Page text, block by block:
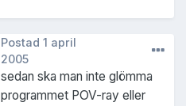
Postad 1 april
2005
sedan ska man inte glömma
programmet POV-ray eller